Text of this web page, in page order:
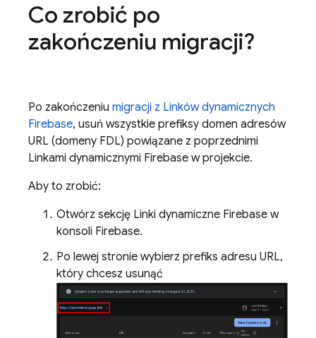
Co zrobić po
zakończeniu migracji?
Po zakończeniu migracji z Linków dynamicznych
Firebase, usuń wszystkie prefiksy domen adresów
URL (domeny FDL) powiązane z poprzednimi
Linkami dynamicznymi Firebase w projekcie.
Aby to zrobić:
Otwórz sekcję Linki dynamiczne Firebase w
konsoli Firebase.
Po lewej stronie wybierz prefiks adresu URL,
który chcesz usunąć